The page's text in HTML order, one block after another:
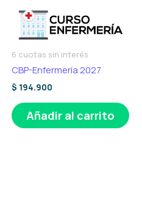
6 cuotas sin interés
CBP-Enfermería 2027
$ 194.900
Añadir al carrito